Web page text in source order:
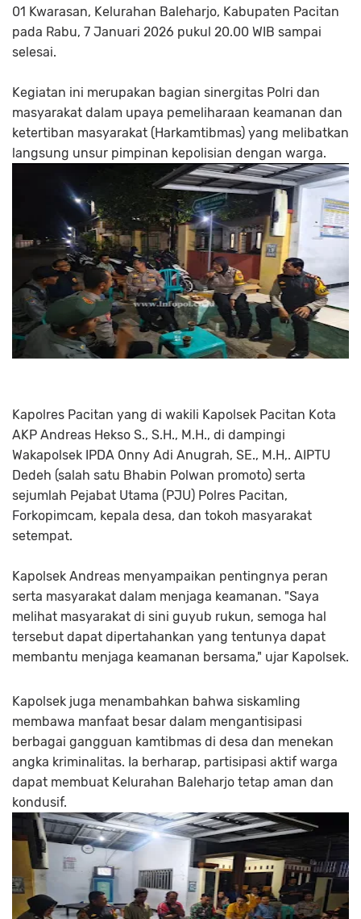
01 Kwarasan, Kelurahan Baleharjo, Kabupaten Pacitan
pada Rabu, 7 Januari 2026 pukul 20.00 WIB sampai
selesai.
Kegiatan ini merupakan bagian sinergitas Polri dan
masyarakat dalam upaya pemeliharaan keamanan dan
ketertiban masyarakat (Harkamtibmas) yang melibatkan
langsung unsur pimpinan kepolisian dengan warga.
Kapolres Pacitan yang di wakili Kapolsek Pacitan Kota
AKP Andreas Hekso S., S.H., M.H., di dampingi
Wakapolsek IPDA Onny Adi Anugrah, SE., M.H,. AIPTU
Dedeh (salah satu Bhabin Polwan promoto) serta
sejumlah Pejabat Utama (PJU) Polres Pacitan,
Forkopimcam, kepala desa, dan tokoh masyarakat
setempat.
Kapolsek Andreas menyampaikan pentingnya peran
serta masyarakat dalam menjaga keamanan. "Saya
melihat masyarakat di sini guyub rukun, semoga hal
tersebut dapat dipertahankan yang tentunya dapat
membantu menjaga keamanan bersama," ujar Kapolsek.
Kapolsek juga menambahkan bahwa siskamling
membawa manfaat besar dalam mengantisipasi
berbagai gangguan kamtibmas di desa dan menekan
angka kriminalitas. Ia berharap, partisipasi aktif warga
dapat membuat Kelurahan Baleharjo tetap aman dan
kondusif.